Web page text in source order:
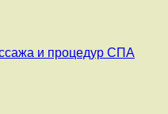
и процедур СПА